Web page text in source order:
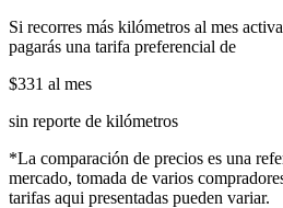
Si recorres más kilómetros al mes
pagarás una tarifa preferencial de
$331 al mes
sin reporte de kilómetros
*La comparación de precios es una
mercado, tomada de varios
tarifas aqui presentadas pueden variar.